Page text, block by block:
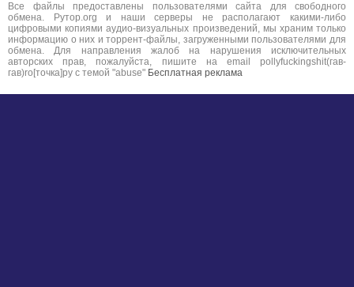
Все файлы предоставлены пользователями сайта для свободного
обмена. Рутор.org и наши серверы не располагают какими-либо
цифровыми копиями аудио-визуальных произведений, мы храним только
информацию о них и торрент-файлы, загруженными пользователями для
обмена. Для направления жалоб на нарушения исключительных
авторских прав, пожалуйста, пишите на email pollyfuckingshit(гав-
гав)ro[точка]ру с темой "abuse" Бесплатная реклама